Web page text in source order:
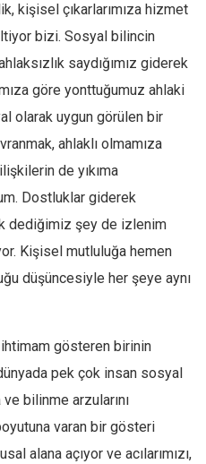
kişisel çıkarlarımıza hizmet
bizi. Sosyal bilincin
saydığımız giderek
göre yonttuğumuz ahlaki
olarak uygun görülen bir
ahlaklı olmamıza
de yıkıma
Dostluklar giderek
dediğimiz şey de izlenim
Kişisel mutluluğa hemen
düşüncesiyle her şeye aynı
gösteren birinin
pek çok insan sosyal
ve bilinme arzularını
varan bir gösteri
alana açıyor ve acılarımızı,